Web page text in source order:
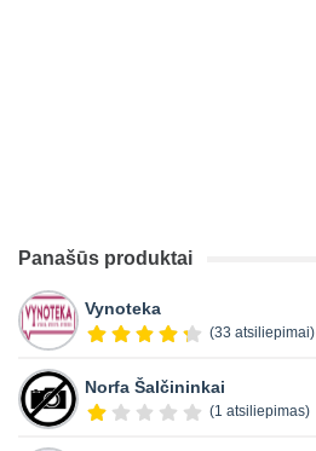
Panašūs produktai
Vynoteka
(33 atsiliepimai)
Norfa Šalčininkai
(1 atsiliepimas)